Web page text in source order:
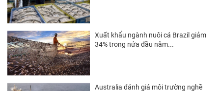
Thị trường Đài Loan
Thị trường Mỹ
Thị trường EU
Xuất khẩu ngành nuôi cá Brazil giảm
34% trong nửa đầu năm...
Australia đánh giá môi trường nghề